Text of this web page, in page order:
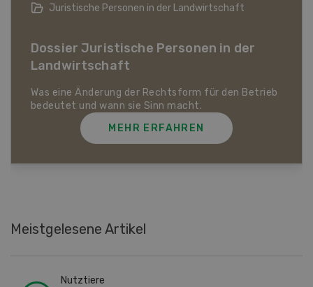
Bio-Artikel
Dossier Bio-Artikel
MEHR ERFAHREN
Meistgelesene Artikel
Nutztiere